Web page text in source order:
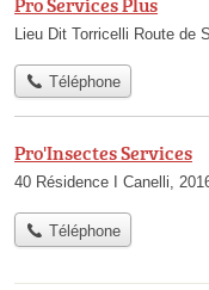
Lieu Dit Torricelli Route de
Téléphone
Pro'Insectes Services
40 Résidence I Canelli,
Téléphone